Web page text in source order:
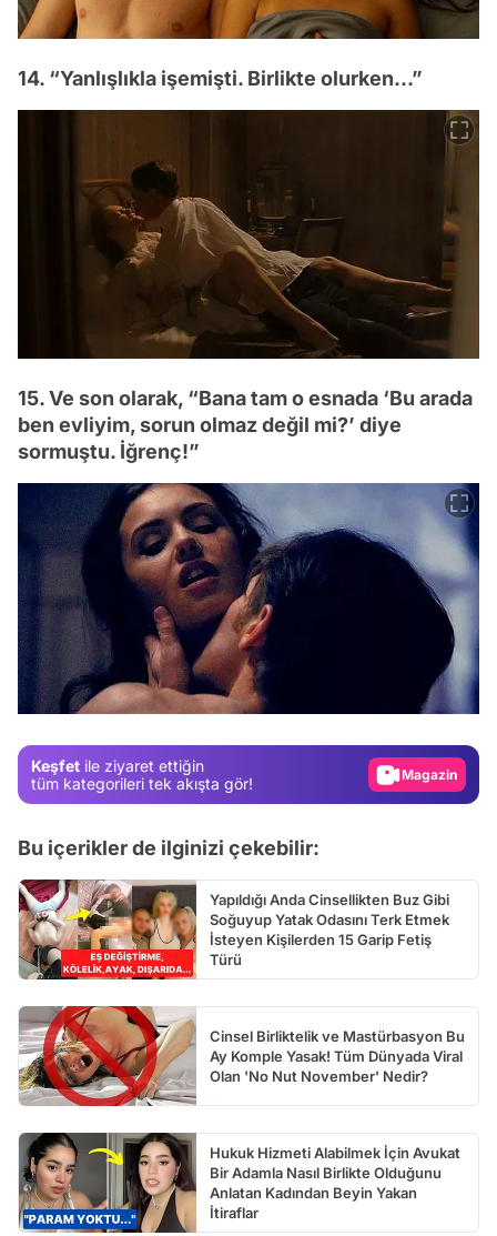
14. “Yanlışlıkla işemişti. Birlikte olurken…”
15. Ve son olarak, “Bana tam o esnada ‘Bu arada
ben evliyim, sorun olmaz değil mi?’ diye
sormuştu. İğrenç!”
Keşfet ile ziyaret ettiğin
tüm kategorileri tek akışta gör!
Video
Test
Gündem
Video
Bu içerikler de ilginizi çekebilir:
Yapıldığı Anda Cinsellikten Buz Gibi
Soğuyup Yatak Odasını Terk Etmek
İsteyen Kişilerden 15 Garip Fetiş
Türü
Cinsel Birliktelik ve Mastürbasyon Bu
Ay Komple Yasak! Tüm Dünyada Viral
Olan 'No Nut November' Nedir?
Hukuk Hizmeti Alabilmek İçin Avukat
Bir Adamla Nasıl Birlikte Olduğunu
Anlatan Kadından Beyin Yakan
İtiraflar